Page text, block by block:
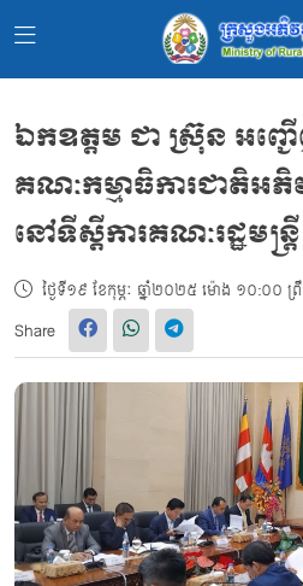
ឯកឧត្តម ជា ស៊្រុន អញ្
គណៈកម្មាធិការជាតិ
នៅទីស្ដីការគណៈរដ្ឋមន្ដ្រី
ថ្ងៃទី១៩ ខែកុម្ភៈ ឆ្នាំ២០២៥ ម៉ោង ១០:០០ ព្
Share